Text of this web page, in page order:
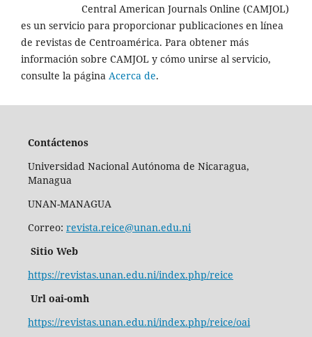
Central American Journals Online (CAMJOL)
es un servicio para proporcionar publicaciones en línea
de revistas de Centroamérica. Para obtener más
información sobre CAMJOL y cómo unirse al servicio,
consulte la página Acerca de.
Contáctenos
Universidad Nacional Autónoma de Nicaragua,
Managua
UNAN-MANAGUA
Correo: revista.reice@unan.edu.ni
Sitio Web
https://revistas.unan.edu.ni/index.php/reice
Url oai-omh
https://revistas.unan.edu.ni/index.php/reice/oai